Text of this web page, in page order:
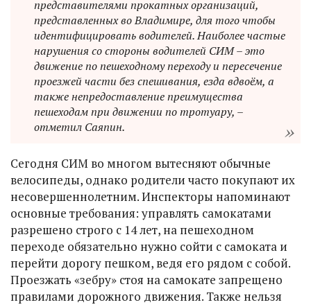
представителями прокатных организаций,
представленных во Владимире, для того чтобы
идентифицировать водителей. Наиболее частые
нарушения со стороны водителей СИМ – это
движение по пешеходному переходу и пересечение
проезжей части без спешивания, езда вдвоём, а
также непредоставление преимущества
пешеходам при движении по тротуару, –
отметил Саяпин.
Сегодня СИМ во многом вытесняют обычные
велосипеды, однако родители часто покупают их
несовершеннолетним. Инспекторы напоминают
основные требования: управлять самокатами
разрешено строго с 14 лет, на пешеходном
переходе обязательно нужно сойти с самоката и
перейти дорогу пешком, ведя его рядом с собой.
Проезжать «зебру» стоя на самокате запрещено
правилами дорожного движения. Также нельзя